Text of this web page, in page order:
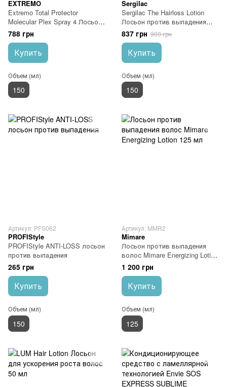
EXTREMO
Extremo Total Protector
Molecular Plex Spray 4 Лосьон
активированный при
нагревании
788 грн
Купить
Объем (мл)
150
Sergilac
Sergilac The Hairloss Lotion
Лосьон против выпадения
волос
837 грн 900 грн
Купить
Объем (мл)
150
Артикул: PFS062
PROFIStyle
PROFIStyle ANTI-LOSS лосьон
против выпадения
265 грн
Купить
Объем (мл)
150
Артикул: MMR2
Mimare
Лосьон против выпадения
волос Mimare Energizing Lotion
125 мл
1 200 грн
Купить
Объем (мл)
125